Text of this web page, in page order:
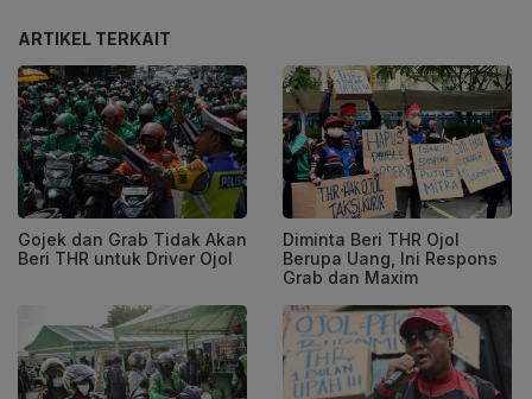
ARTIKEL TERKAIT
Gojek dan Grab Tidak Akan
Beri THR untuk Driver Ojol
Diminta Beri THR Ojol
Berupa Uang, Ini Respons
Grab dan Maxim